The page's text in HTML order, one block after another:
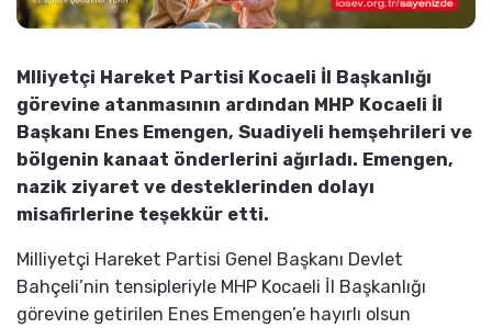
Mlliyetçi Hareket Partisi Kocaeli İl Başkanlığı
görevine atanmasının ardından MHP Kocaeli İl
Başkanı Enes Emengen, Suadiyeli hemşehrileri ve
bölgenin kanaat önderlerini ağırladı. Emengen,
nazik ziyaret ve desteklerinden dolayı
misafirlerine teşekkür etti.
Milliyetçi Hareket Partisi Genel Başkanı Devlet
Bahçeli’nin tensipleriyle MHP Kocaeli İl Başkanlığı
görevine getirilen Enes Emengen’e hayırlı olsun